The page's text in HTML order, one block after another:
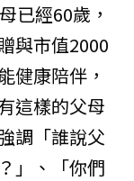
已經60歲，
與市值2000
健康陪伴，
這樣的父母
調「誰說父
」、「你們